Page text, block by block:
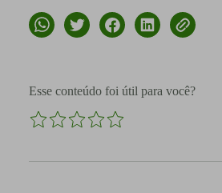
Esse conteúdo foi útil para você?